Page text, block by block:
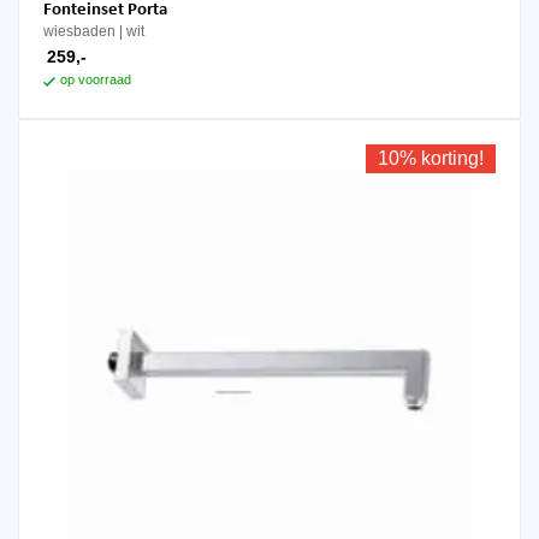
Fonteinset Porta
wiesbaden wit
259,-
op voorraad
10% korting!